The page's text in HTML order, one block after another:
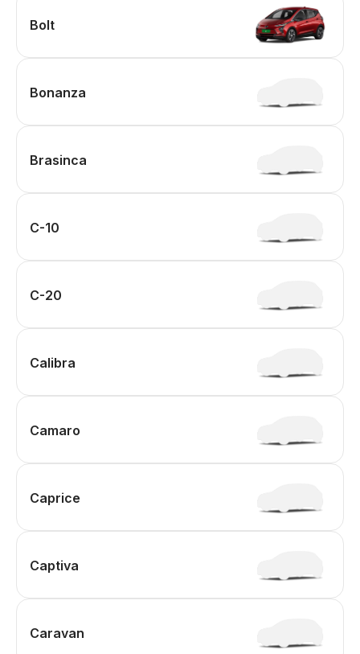
Bolt
Bonanza
Brasinca
C-10
C-20
Calibra
Camaro
Caprice
Captiva
Caravan